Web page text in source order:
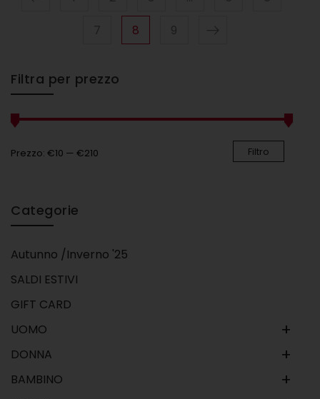
7
8 9
Filtra per prezzo
Filtro
Prezzo: €10 — €210
Categorie
Autunno /Inverno '25
SALDI ESTIVI
GIFT CARD
+
UOMO
+
DONNA
+
BAMBINO